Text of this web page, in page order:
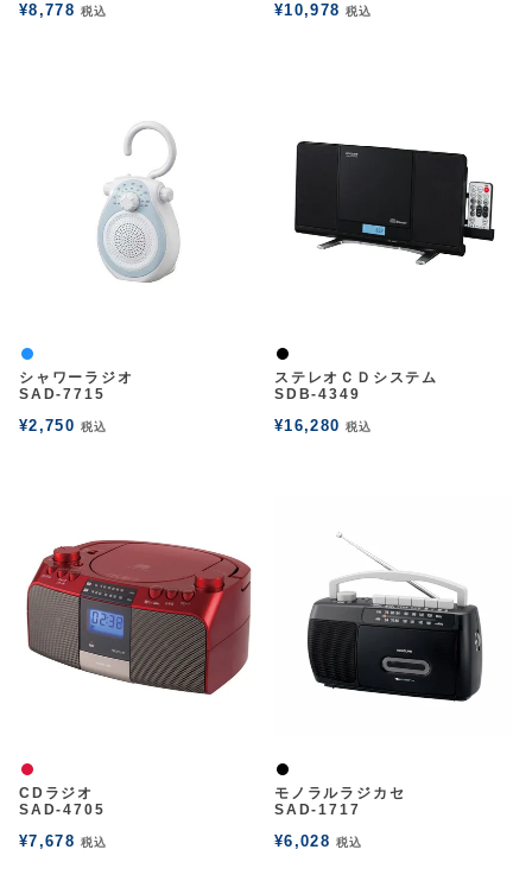
¥8,778 税込 ¥10,978 税込
パッションブルー
シャワーラジオ
SAD-7715
¥2,750 税込
黒
ステレオＣＤシステム
SDB-4349
¥16,280 税込
赤
CDラジオ
SAD-4705
¥7,678 税込
黒
モノラルラジカセ
SAD-1717
¥6,028 税込